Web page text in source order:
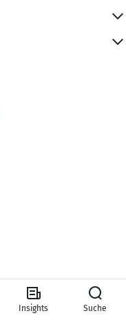
Insights Suche